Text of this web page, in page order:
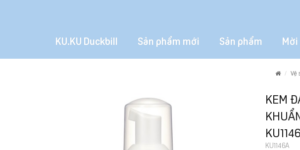
KU.KU Duckbill Sản phẩm mới Sản phẩm
Home
Vệ
KEM
KU1146A